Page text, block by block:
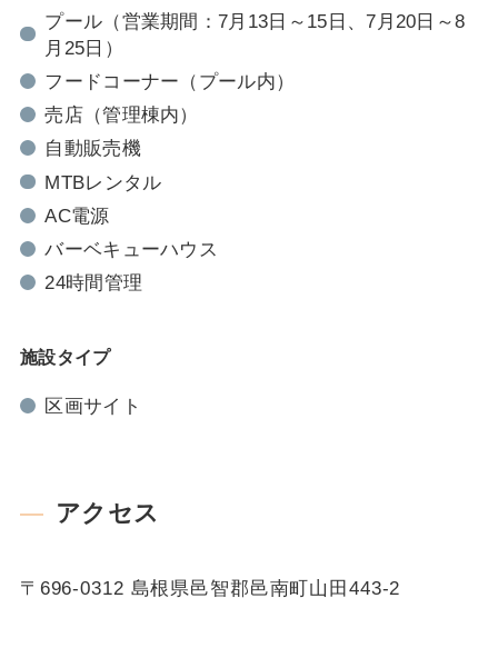
プール（営業期間：7月13日～15日、7月20日～8
月25日）
フードコーナー（プール内）
売店（管理棟内）
自動販売機
MTBレンタル
AC電源
バーベキューハウス
24時間管理
施設タイプ
区画サイト
アクセス
〒696-0312 島根県邑智郡邑南町山田443-2